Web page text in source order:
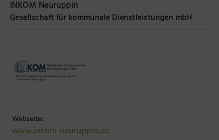
Präsenzstelle Prignitz Standort Neuruppin
Brandenburg-Preußen Museum Wustrau
INKOM Neuruppin
Gesellschaft für kommunale Dienstleistungen mbH
Webseite:
www.inkom-neuruppin.de